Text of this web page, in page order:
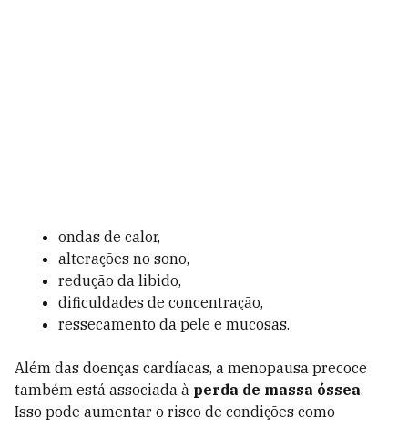
ondas de calor,
alterações no sono,
redução da libido,
dificuldades de concentração,
ressecamento da pele e mucosas.
Além das doenças cardíacas, a menopausa precoce
também está associada à perda de massa óssea.
Isso pode aumentar o risco de condições como